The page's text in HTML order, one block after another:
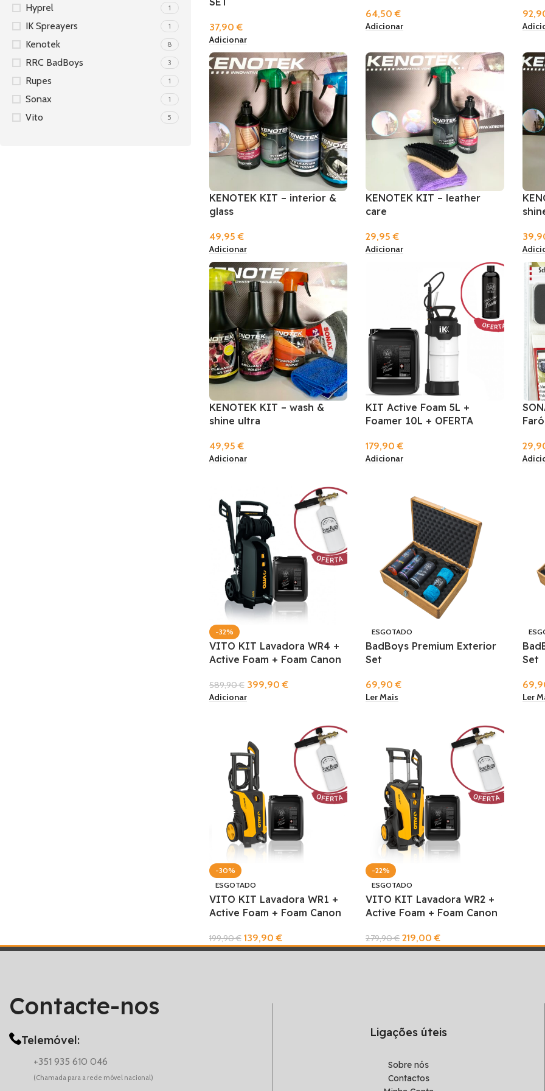
Hyprel 1
IK Spreayers 1
Kenotek 8
RRC BadBoys 3
Rupes 1
Sonax 1
Vito 5
37,90€
Adicionar
64,50€
Adicionar
KENOTEK KIT – interior &
glass
49,95€
Adicionar
KENOTEK KIT – leather
care
29,95€
Adicionar
KENOTEK KIT – wash &
shine ultra
49,95€
Adicionar
KIT Active Foam 5L +
Foamer 10L + OFERTA
179,90€
Adicionar
-32%
VITO KIT Lavadora WR4 +
Active Foam + Foam Canon
589,90€ 399,90€
Adicionar
ESGOTADO
BadBoys Premium Exterior
Set
69,90€
Ler Mais
Set
Ler
-30%
ESGOTADO
VITO KIT Lavadora WR1 +
Active Foam + Foam Canon
199,90€ 139,90€
Ler Mais
-22%
ESGOTADO
VITO KIT Lavadora WR2 +
Active Foam + Foam Canon
279,90€ 219,00€
Ler Mais
Contacte-nos
Telemóvel:
+351 935 610 046
(Chamada para a rede móvel nacional)
Ligações úteis
Sobre nós
Contactos